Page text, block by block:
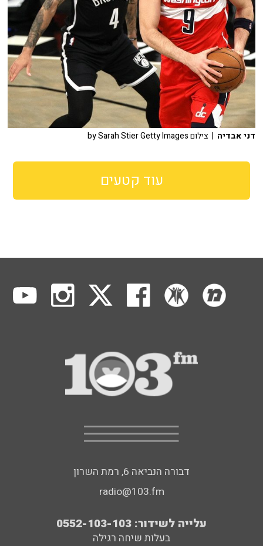
דני אבדיה | צילום by Sarah Stier Getty Images
עוד קטעים
דבורה הנביאה 6, רמת השרון
radio@103.fm
עלייה לשידור: 0552-103-103
בעלות שיחה רגילה